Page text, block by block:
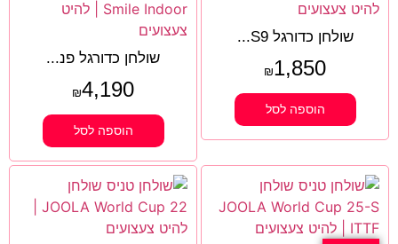
שולחן כדורגל S9...
₪1,850
הוספה לסל
שולחן כדורגל פנ...
₪4,190
הוספה לסל